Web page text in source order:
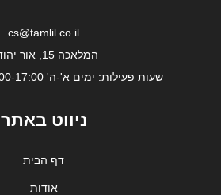
cs@tamlil.co.il
המלאכה 15, אור יהודה
שעות פעילות: ימים א'-ה' 08:00-17:00 (יום ו' סגור)
ניווט באתר
דף הבית
אודות